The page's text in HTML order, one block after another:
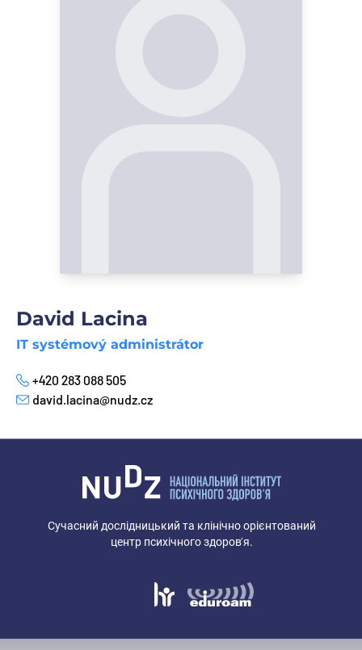
David Lacina
IT systémový administrátor
Телефон
+420 283 088 505
E-mail
david.lacina@nudz.cz
Сучасний дослідницький та клінічно орієнтований
центр психічного здоров’я.